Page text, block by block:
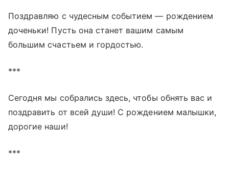
Поздравляю с чудесным событием — рождением
доченьки! Пусть она станет вашим самым
большим счастьем и гордостью.
***
Сегодня мы собрались здесь, чтобы обнять вас и
поздравить от всей души! С рождением малышки,
дорогие наши!
***